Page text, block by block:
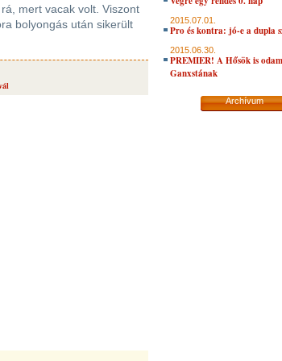
mert vacak volt. Viszont
bolyongás után sikerült
2015.07.01.
Pro és kontra: jó-e a dupla
2015.06.30.
PREMIER! A Hősök is
Ganxstának
Archívum